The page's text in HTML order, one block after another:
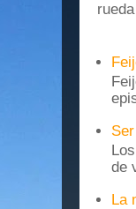
de
La